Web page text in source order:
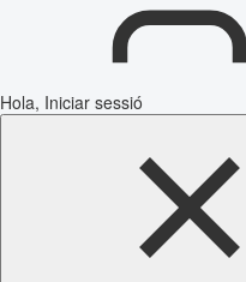
Hola, Iniciar sessió